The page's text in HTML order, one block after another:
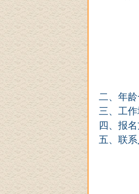
二、年
三、工
四、报
五、联